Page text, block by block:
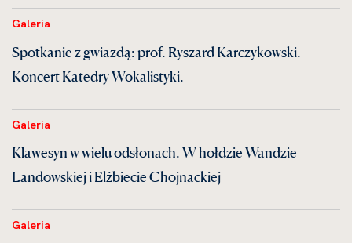
Galeria
Spotkanie z gwiazdą: prof. Ryszard Karczykowski.
Koncert Katedry Wokalistyki.
Galeria
Klawesyn w wielu odsłonach. W hołdzie Wandzie
Landowskiej i Elżbiecie Chojnackiej
Galeria